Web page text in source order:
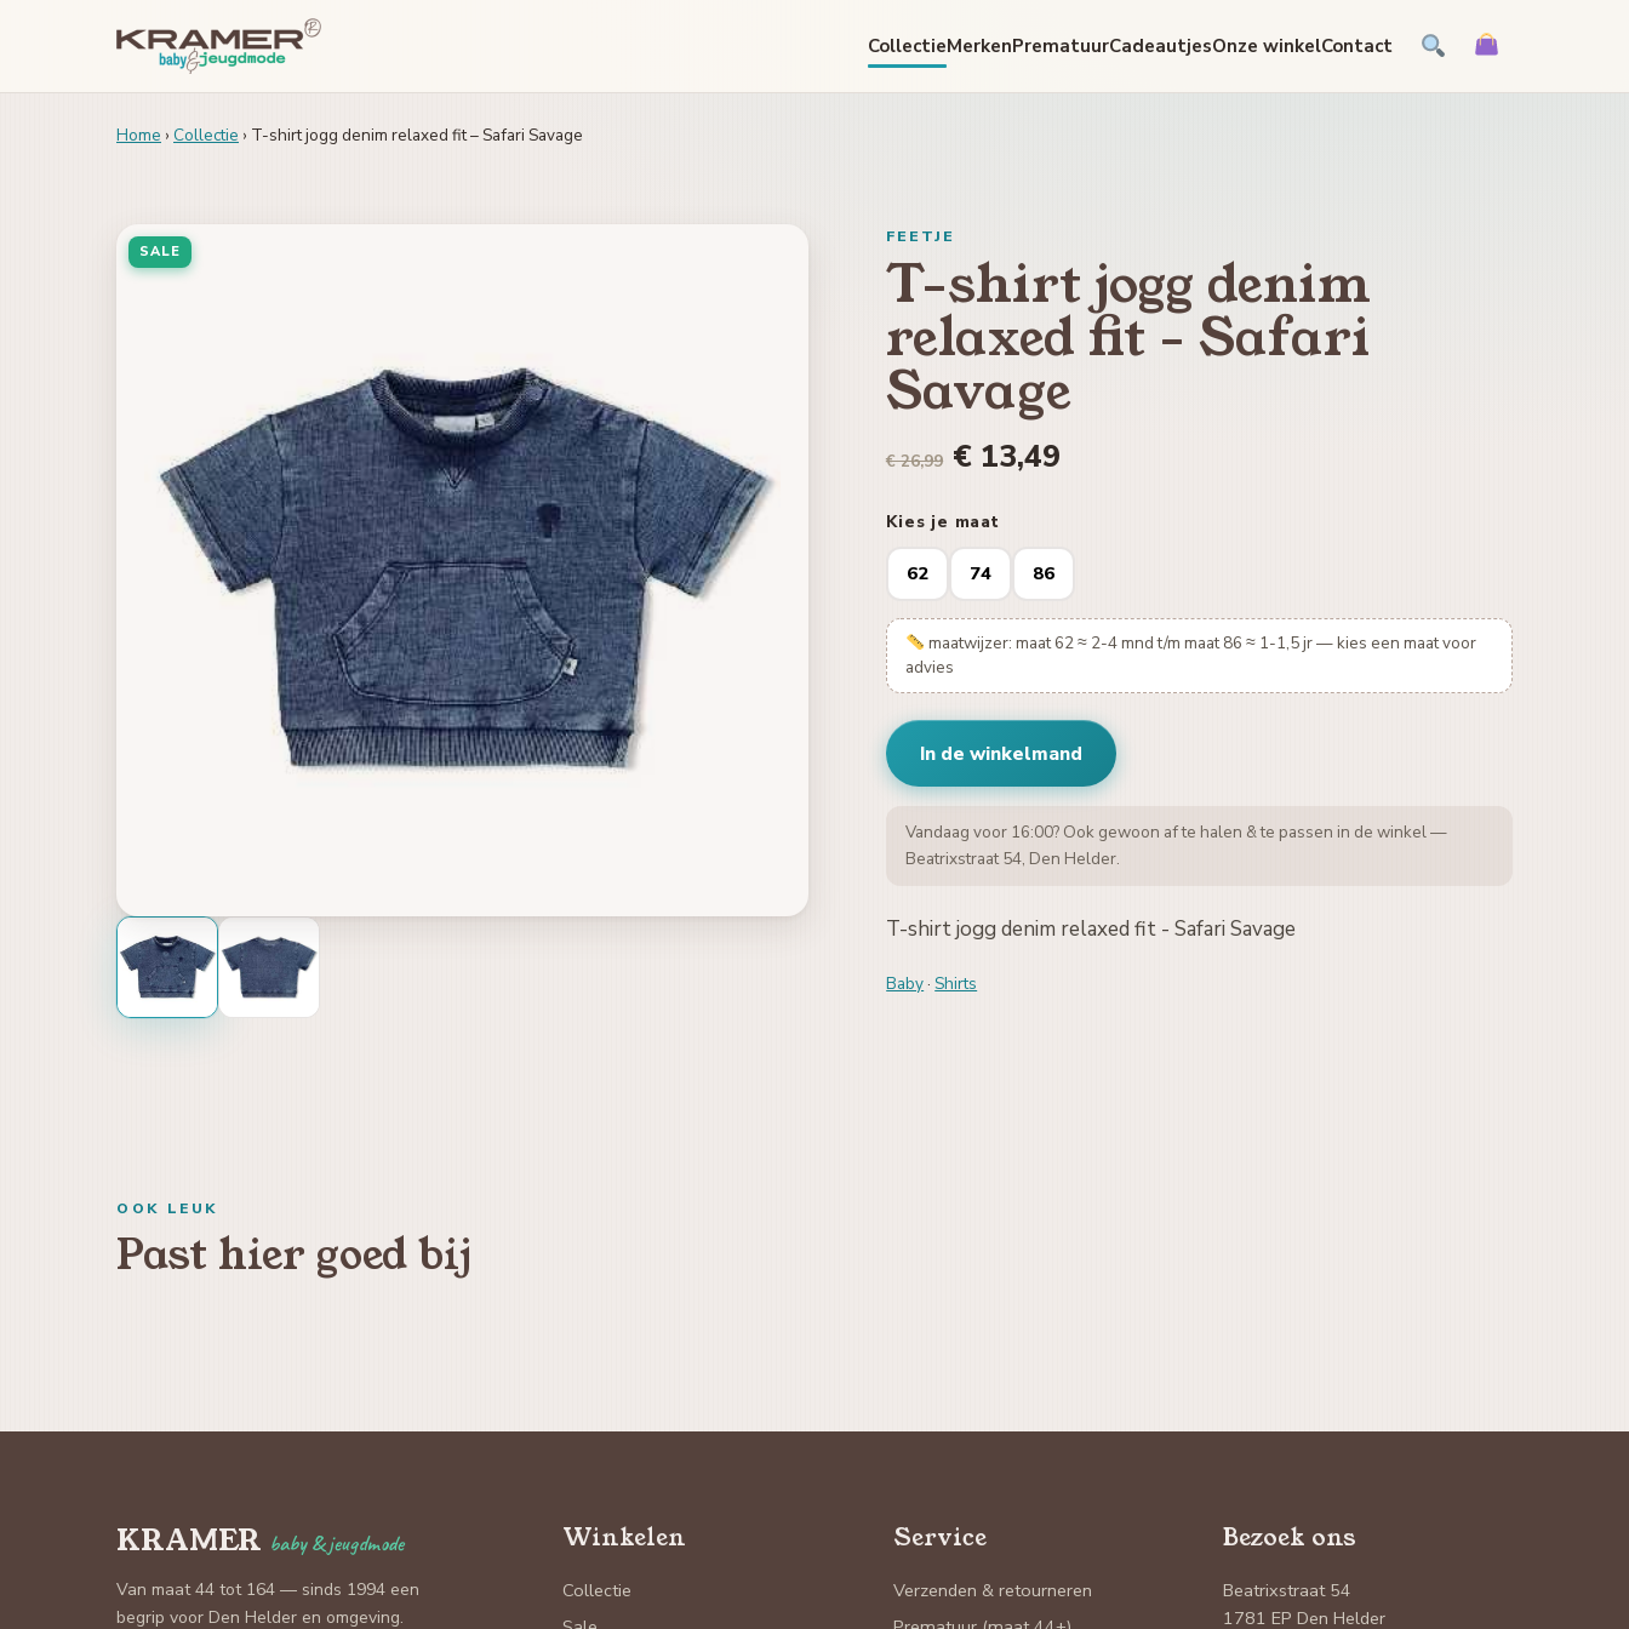
CollectieMerkenPrematuurCadeautjesOnze winkelContact
Home › Collectie › T-shirt jogg denim relaxed fit – Safari Savage
SALE
FEETJE
T-shirt jogg denim
relaxed fit - Safari
Savage
€ 26,99 € 13,49
Kies je maat
62 74 86
maatwijzer: maat 62 ≈ 2-4 mnd t/m maat 86 ≈ 1-1,5 jr — kies een maat voor
advies
In de winkelmand
Vandaag voor 16:00? Ook gewoon af te halen & te passen in de winkel —
Beatrixstraat 54, Den Helder.
T-shirt jogg denim relaxed fit - Safari Savage
Baby·Shirts
OOK LEUK
Past hier goed bij
KRAMER baby & jeugdmode
Van maat 44 tot 164 — sinds 1994 een
begrip voor Den Helder en omgeving.
Winkelen
Collectie
Service
Verzenden & retourneren
Bezoek ons
Beatrixstraat 54
1781 EP Den Helder